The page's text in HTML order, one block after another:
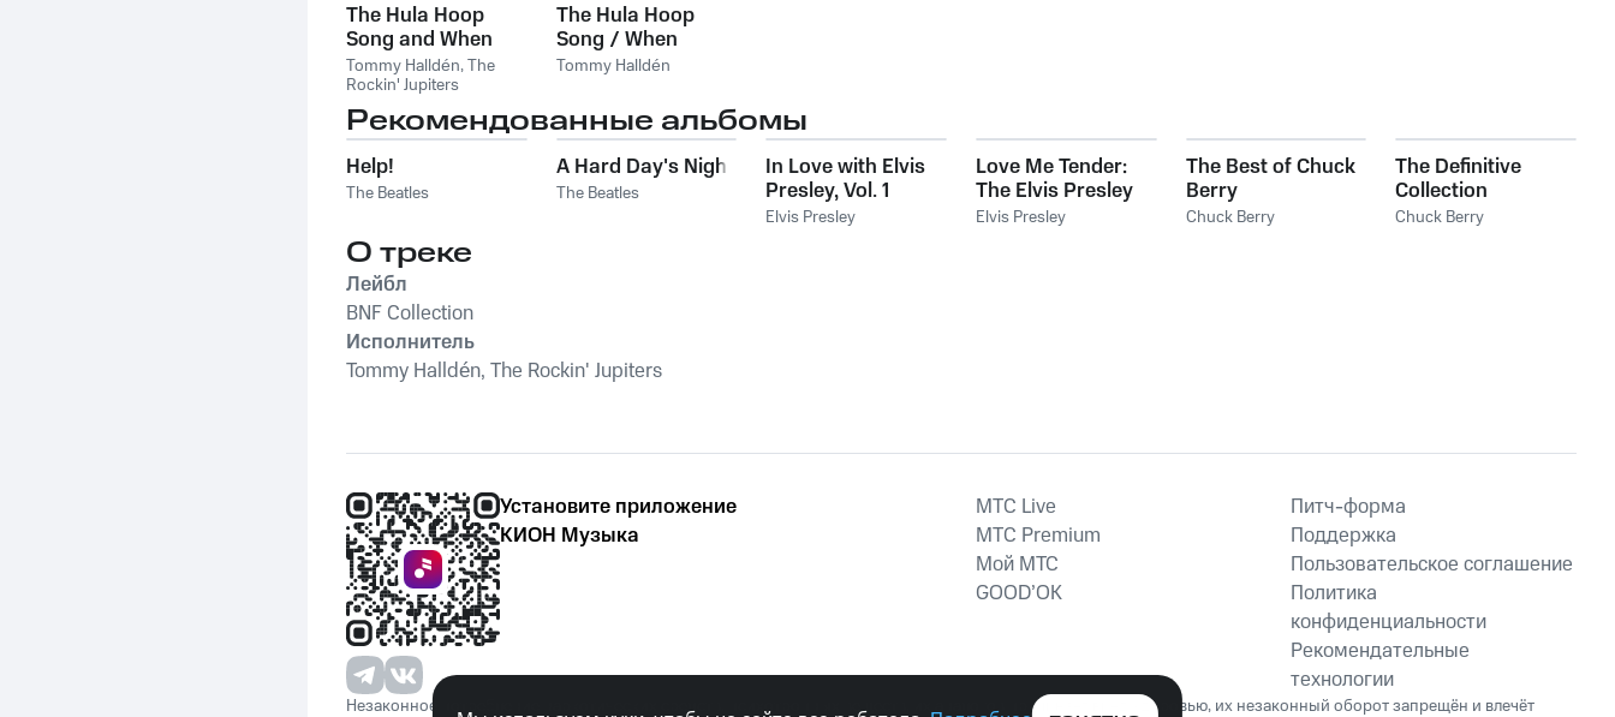
The Hula Hoop
Song and When
Tommy Halldén,The
Rockin' Jupiters
The Hula Hoop
Song / When
Tommy Halldén
Рекомендованные альбомы
Help!
The Beatles
A Hard Day's Night
The Beatles
In Love with Elvis
Presley, Vol. 1
Elvis Presley
Love Me Tender:
The Elvis Presley
Collection, Vol. 1
Elvis Presley
The Best of Chuck
Berry
Chuck Berry
The Definitive
Collection
Chuck Berry
О треке
Лейбл
BNF Collection
Исполнитель
Tommy Halldén, The Rockin' Jupiters
Установите приложение
КИОН Музыка
MTС Live
MTС Premium
Мой МТС
GOOD’OK
Питч-форма
Поддержка
Пользовательское соглашение
Политика
конфиденциальности
Рекомендательные
технологии
Незаконное потребление наркотических средств, психотропных веществ, их аналогов причиняет вред здоровью, их незаконный оборот запрещён и влечёт